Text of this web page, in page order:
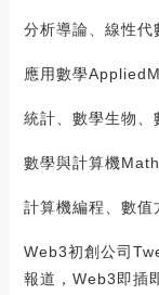
分析導論、線性代
應用數學
統計、數學生物、
數學與計算機
計算機編程、數值
Web3初創公司
報道，Web3即插